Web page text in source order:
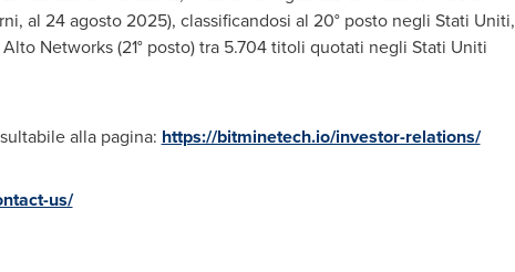
al 24 agosto 2025), classificandosi al 20° posto negli Stati Uniti,
Networks (21° posto) tra 5.704 titoli quotati negli Stati Uniti
alla pagina: https://bitminetech.io/investor-relations/
us/